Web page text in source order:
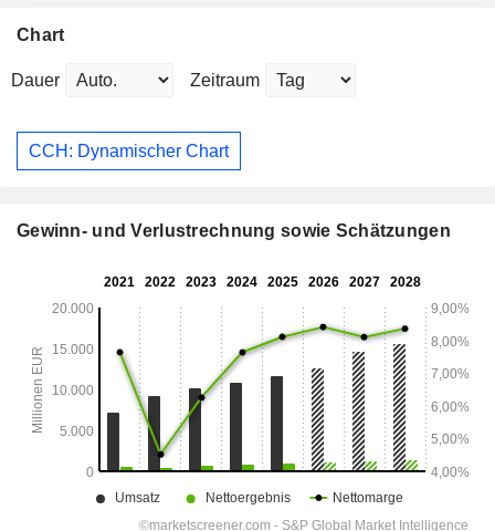
Chart
Dauer Zeitraum
CCH: Dynamischer Chart
Gewinn- und Verlustrechnung sowie Schätzungen